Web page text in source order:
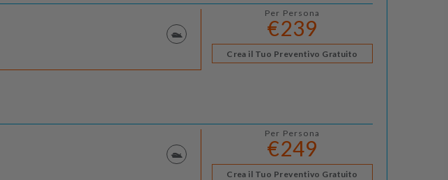
Per Persona
€239
Crea il Tuo Preventivo Gratuito
Per Persona
€249
Crea il Tuo Preventivo Gratuito